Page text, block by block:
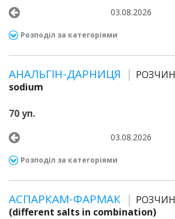
03.08.2026
Розподіл за категоріями
АНАЛЬГІН-ДАРНИЦЯ РОЗЧИН
sodium
70 уп.
03.08.2026
Розподіл за категоріями
АСПАРКАМ-ФАРМАК РОЗЧИН
(different salts in combination)